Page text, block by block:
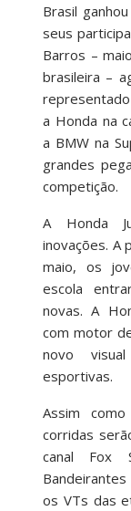
Brasil
seus
Barros –
brasileira –
a Honda na
a BMW na
grandes
competição.
A Honda
inovações. A
maio, os
escola
novas. A
com motor
novo
esportivas.
Assim
corridas
canal Fox
os VTs das